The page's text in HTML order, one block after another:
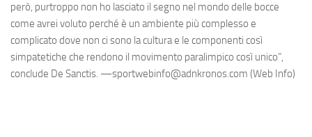
però, purtroppo non ho lasciato il segno nel mondo delle bocce
come avrei voluto perché è un ambiente più complesso e
complicato dove non ci sono la cultura e le componenti così
simpatetiche che rendono il movimento paralimpico così unico”,
conclude De Sanctis. —sportwebinfo@adnkronos.com (Web Info)